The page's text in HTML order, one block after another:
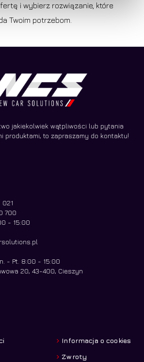
i wybierz rozwiązanie, które
Twoim potrzebom.
jakiekolwiek wątpliwości lub pytania
produktami, to zapraszamy do kontaktu!
700
- 15:00
- Pt. 8:00 - 15:00
20, 43-400, Cieszyn
Informacja o cookies
Zwroty